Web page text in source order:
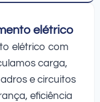
elétrico
elétrico com
carga,
e circuitos
eficiência